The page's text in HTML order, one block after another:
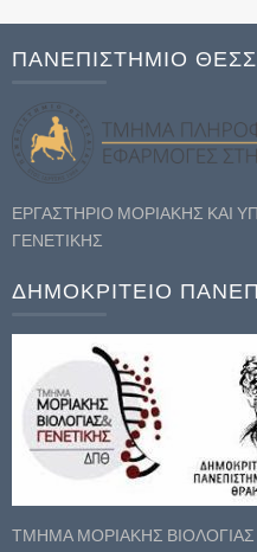
ΠΑΝΕΠΙΣΤΗΜΙΟ
ΕΡΓΑΣΤΗΡΙΟ ΜΟΡΙΑΚΗΣ ΚΑΙ
ΓΕΝΕΤΙΚΗΣ
ΔΗΜΟΚΡΙΤΕΙΟ
ΤΜΗΜΑ ΜΟΡΙΑΚΗΣ ΒΙΟΛΟΓΙΑΣ